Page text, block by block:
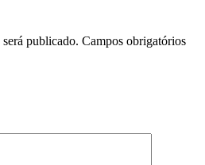
publicado. Campos obrigatórios